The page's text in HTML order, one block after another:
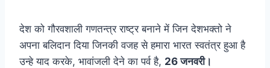
देश को गौरवशाली गणतन्त्र राष्ट्र बनाने में जिन देशभक्तो ने
अपना बलिदान दिया जिनकी वजह से हमारा भारत स्वतंत्र हुआ है
उन्हे याद करके, भावांजली देने का पर्व है, 26 जनवरी।